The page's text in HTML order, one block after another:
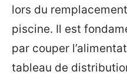
lors du
piscine. Il est
par couper
tableau de